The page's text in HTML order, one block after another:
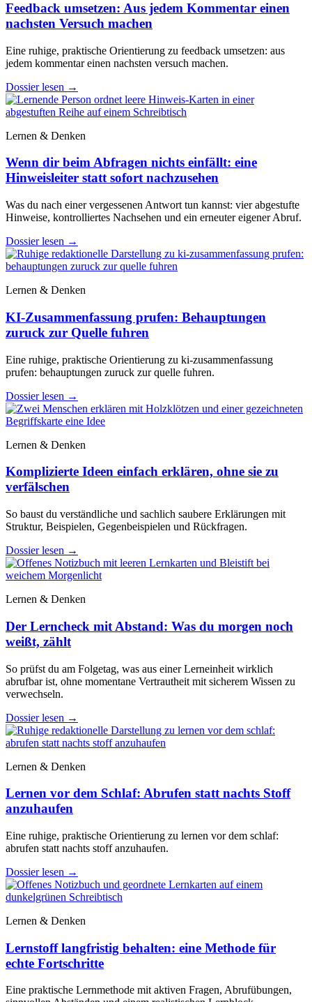
Feedback umsetzen: Aus jedem Kommentar einen
nachsten Versuch machen
Eine ruhige, praktische Orientierung zu feedback umsetzen: aus
jedem kommentar einen nachsten versuch machen.
Dossier lesen →
Lernen & Denken
Wenn dir beim Abfragen nichts einfällt: eine
Hinweisleiter statt sofort nachzusehen
Was du nach einer vergessenen Antwort tun kannst: vier abgestufte
Hinweise, kontrolliertes Nachsehen und ein erneuter eigener Abruf.
Dossier lesen →
Lernen & Denken
KI-Zusammenfassung prufen: Behauptungen
zuruck zur Quelle fuhren
Eine ruhige, praktische Orientierung zu ki-zusammenfassung
prufen: behauptungen zuruck zur quelle fuhren.
Dossier lesen →
Lernen & Denken
Komplizierte Ideen einfach erklären, ohne sie zu
verfälschen
So baust du verständliche und sachlich saubere Erklärungen mit
Struktur, Beispielen, Gegenbeispielen und Rückfragen.
Dossier lesen →
Lernen & Denken
Der Lerncheck mit Abstand: Was du morgen noch
weißt, zählt
So prüfst du am Folgetag, was aus einer Lerneinheit wirklich
abrufbar ist, ohne momentane Vertrautheit mit sicherem Wissen zu
verwechseln.
Dossier lesen →
Lernen & Denken
Lernen vor dem Schlaf: Abrufen statt nachts Stoff
anzuhaufen
Eine ruhige, praktische Orientierung zu lernen vor dem schlaf:
abrufen statt nachts stoff anzuhaufen.
Dossier lesen →
Lernen & Denken
Lernstoff langfristig behalten: eine Methode für
echte Fortschritte
Eine praktische Lernmethode mit aktiven Fragen, Abrufübungen,